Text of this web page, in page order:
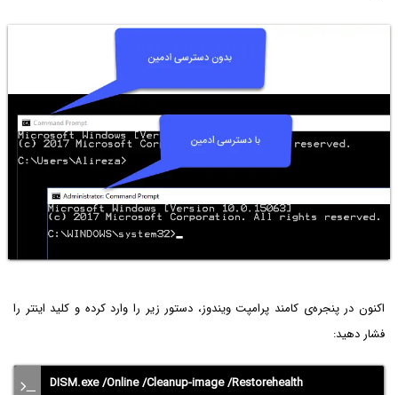
اکنون در پنجره‌ی کامند پرامپت ویندوز، دستور زیر را وارد کرده و کلید اینتر را
فشار دهید:
DISM.exe /Online /Cleanup-image /Restorehealth